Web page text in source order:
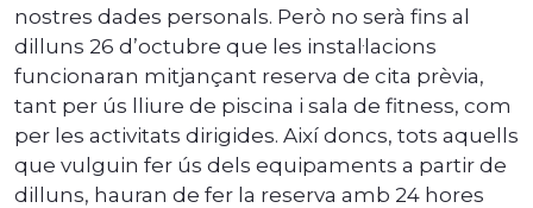
nostres dades personals. Però no serà fins al
dilluns 26 d’octubre que les instal·lacions
funcionaran mitjançant reserva de cita prèvia,
tant per ús lliure de piscina i sala de fitness, com
per les activitats dirigides. Així doncs, tots aquells
que vulguin fer ús dels equipaments a partir de
dilluns, hauran de fer la reserva amb 24 hores